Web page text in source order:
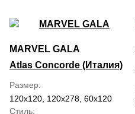
MARVEL GALA
Atlas Concorde (Италия)
Размер
120x120, 120x278, 60x120
Стиль